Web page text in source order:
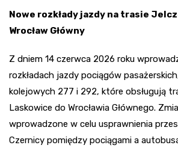
Nowe rozkłady jazdy na trasie
Wrocław Główny
Z dniem 14 czerwca 2026 roku
rozkładach jazdy pociągów
kolejowych 277 i 292, które obsługują
Laskowice do Wrocławia Głównego.
wprowadzone w celu usprawnienia
Czernicy pomiędzy pociągami a